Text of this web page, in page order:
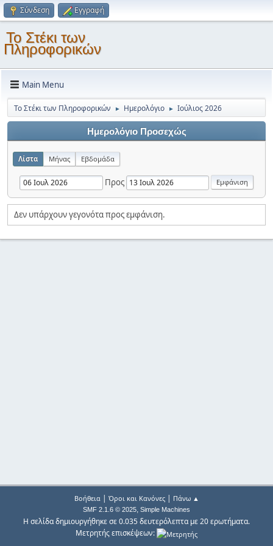
Σύνδεση Εγγραφή
Το Στέκι των
Πληροφορικών
Main Menu
Το Στέκι των Πληροφορικών ► Ημερολόγιο ► Ιούλιος 2026
Ημερολόγιο Προσεχώς
Λίστα Μήνας Εβδομάδα
Προς
Δεν υπάρχουν γεγονότα προς εμφάνιση.
Βοήθεια| Όροι και Κανόνες| Πάνω ▲
SMF 2.1.6 © 2025, Simple Machines
Η σελίδα δημιουργήθηκε σε 0.035 δευτερόλεπτα με 20 ερωτήματα.
Μετρητής επισκέψεων: